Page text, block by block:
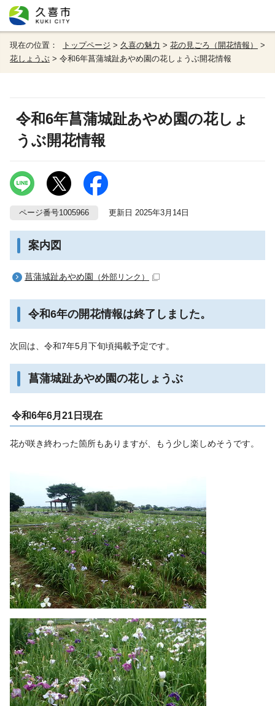
現在の位置： トップページ > 久喜の魅力 > 花の見ごろ（開花情報）
>
花しょうぶ > 令和6年菖蒲城趾あやめ園の花しょうぶ開花情報
令和6年菖蒲城趾あやめ園の花しょ
うぶ開花情報
ページ番号1005966 更新日 2025年3月14日
案内図
菖蒲城趾あやめ園 （外部リンク）
令和6年の開花情報は終了しました。
次回は、令和7年5月下旬頃掲載予定です。
菖蒲城趾あやめ園の花しょうぶ
令和6年6月21日現在
花が咲き終わった箇所もありますが、もう少し楽しめそうです。